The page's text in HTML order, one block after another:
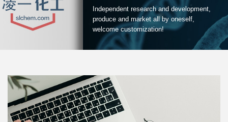
Independent research and development,
produce and market all by oneself,
welcome customization!